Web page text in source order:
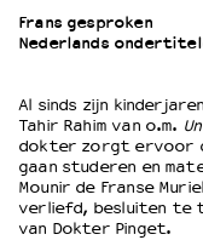
Kaartverkoop
EDUCATIE
Schoolvoorstellingen
Filmprogramma’s
Filmprogramma’s VO/
Speciale
Frans gesproken
Nederlands
Al sinds zijn
Tahir Rahim van o.m.
dokter zorgt ervoor
gaan studeren en
Mounir de Franse
verliefd, besluiten te
van Dokter Pinget.